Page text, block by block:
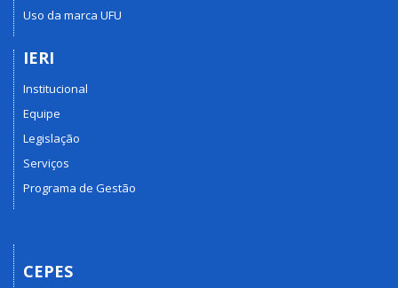
Uso da marca UFU
IERI
Institucional
Equipe
Legislação
Serviços
Programa de Gestão
CEPES